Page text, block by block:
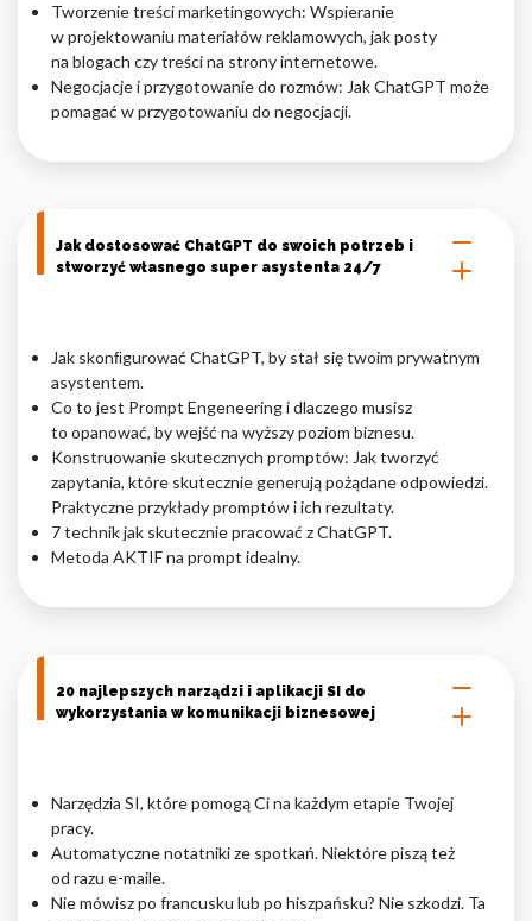
Tworzenie treści marketingowych: Wspieranie
w projektowaniu materiałów reklamowych, jak posty
na blogach czy treści na strony internetowe.
Negocjacje i przygotowanie do rozmów: Jak ChatGPT może
pomagać w przygotowaniu do negocjacji.
Jak dostosować ChatGPT do swoich potrzeb i
stworzyć własnego super asystenta 24/7
Jak skonﬁgurować ChatGPT, by stał się twoim prywatnym
asystentem.
Co to jest Prompt Engeneering i dlaczego musisz
to opanować, by wejść na wyższy poziom biznesu.
Konstruowanie skutecznych promptów: Jak tworzyć
zapytania, które skutecznie generują pożądane odpowiedzi.
Praktyczne przykłady promptów i ich rezultaty.
7 technik jak skutecznie pracować z ChatGPT.
Metoda AKTIF na prompt idealny.
20 najlepszych narządzi i aplikacji SI do
wykorzystania w komunikacji biznesowej
Narzędzia SI, które pomogą Ci na każdym etapie Twojej
pracy.
Automatyczne notatniki ze spotkań. Niektóre piszą też
od razu e-maile.
Nie mówisz po francusku lub po hiszpańsku? Nie szkodzi. Ta